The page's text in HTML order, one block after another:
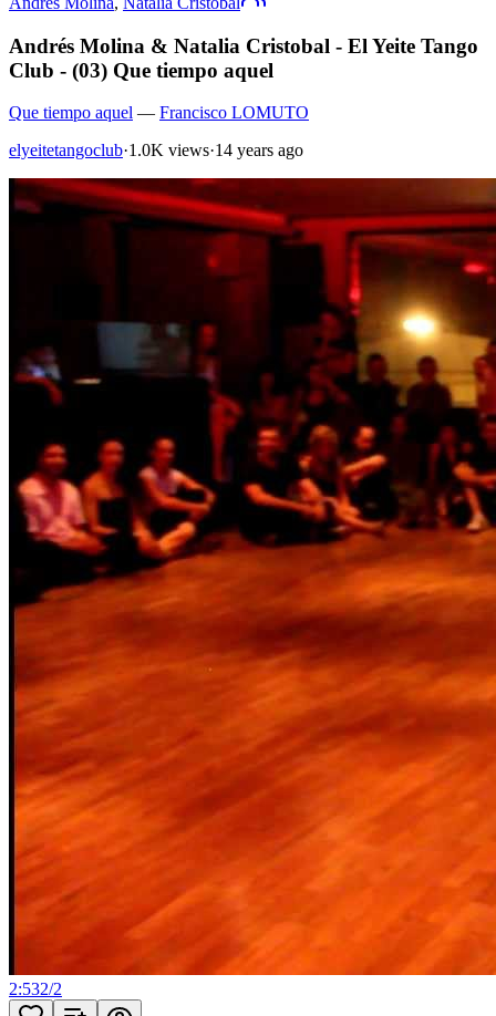
Andrés Molina & Natalia Cristobal - El Yeite Tango
Club - (03) Que tiempo aquel
Que tiempo aquel — Francisco LOMUTO
elyeitetangoclub·1.0K views·14 years ago
2:532/2